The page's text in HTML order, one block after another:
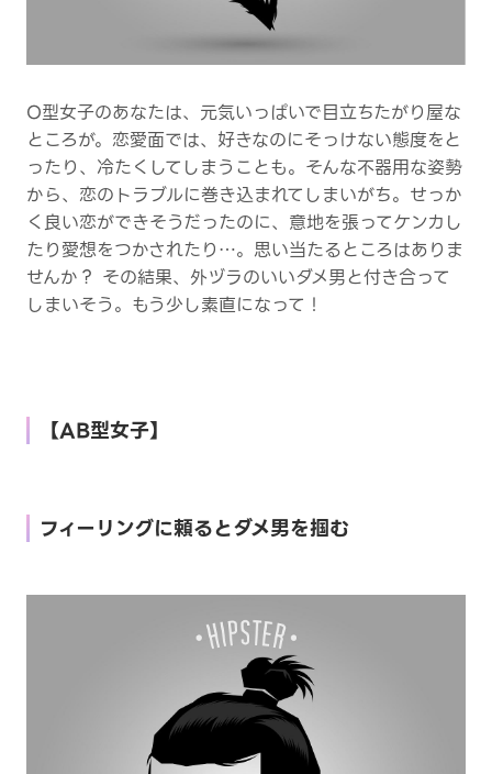
O型女子のあなたは、元気いっぱいで目立ちたがり屋な
ところが。恋愛面では、好きなのにそっけない態度をと
ったり、冷たくしてしまうことも。そんな不器用な姿勢
から、恋のトラブルに巻き込まれてしまいがち。せっか
く良い恋ができそうだったのに、意地を張ってケンカし
たり愛想をつかされたり…。思い当たるところはありま
せんか？ その結果、外ヅラのいいダメ男と付き合って
しまいそう。もう少し素直になって！
【AB型女子】
フィーリングに頼るとダメ男を掴む